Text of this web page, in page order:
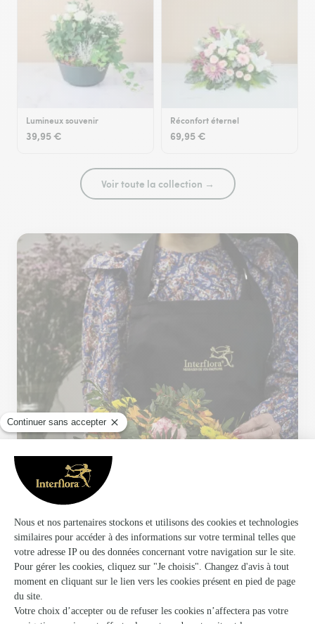
Lumineux souvenir
39,95 €
Réconfort éternel
69,95 €
Voir toute la collection →